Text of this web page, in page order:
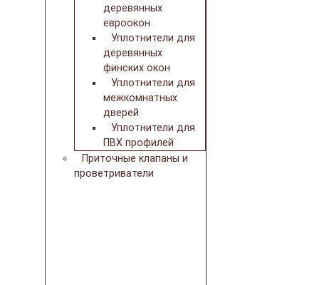
деревянных
евроокон
Уплотнители для
деревянных
финских окон
Уплотнители для
межкомнатных
дверей
Уплотнители для
ПВХ профилей
Приточные клапаны и
проветриватели